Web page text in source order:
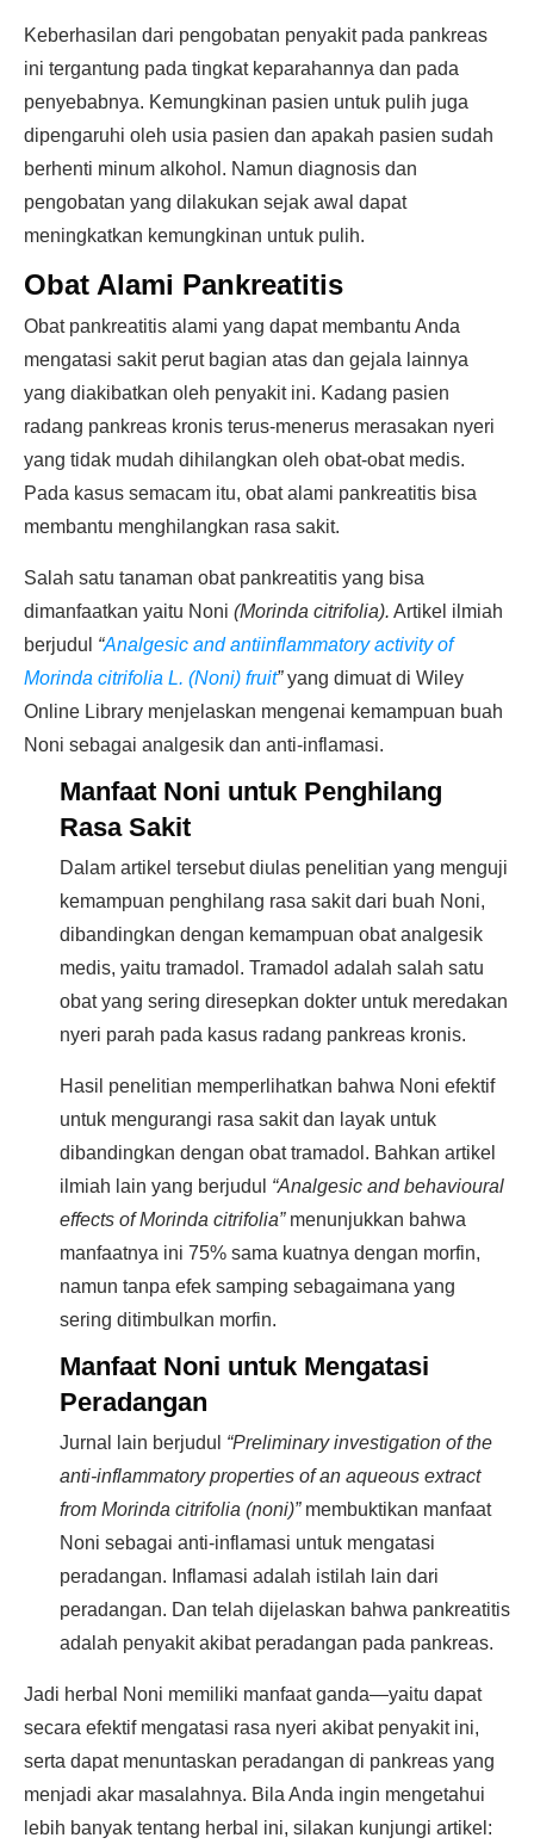
Keberhasilan dari pengobatan penyakit pada pankreas
ini tergantung pada tingkat keparahannya dan pada
penyebabnya. Kemungkinan pasien untuk pulih juga
dipengaruhi oleh usia pasien dan apakah pasien sudah
berhenti minum alkohol. Namun diagnosis dan
pengobatan yang dilakukan sejak awal dapat
meningkatkan kemungkinan untuk pulih.
Obat Alami Pankreatitis
Obat pankreatitis alami yang dapat membantu Anda
mengatasi sakit perut bagian atas dan gejala lainnya
yang diakibatkan oleh penyakit ini. Kadang pasien
radang pankreas kronis terus-menerus merasakan nyeri
yang tidak mudah dihilangkan oleh obat-obat medis.
Pada kasus semacam itu, obat alami pankreatitis bisa
membantu menghilangkan rasa sakit.
Salah satu tanaman obat pankreatitis yang bisa
dimanfaatkan yaitu Noni (Morinda citrifolia). Artikel ilmiah
berjudul “Analgesic and antiinflammatory activity of
Morinda citrifolia L. (Noni) fruit”yang dimuat di Wiley
Online Library menjelaskan mengenai kemampuan buah
Noni sebagai analgesik dan anti-inflamasi.
Manfaat Noni untuk Penghilang
Rasa Sakit
Dalam artikel tersebut diulas penelitian yang menguji
kemampuan penghilang rasa sakit dari buah Noni,
dibandingkan dengan kemampuan obat analgesik
medis, yaitu tramadol. Tramadol adalah salah satu
obat yang sering diresepkan dokter untuk meredakan
nyeri parah pada kasus radang pankreas kronis.
Hasil penelitian memperlihatkan bahwa Noni efektif
untuk mengurangi rasa sakit dan layak untuk
dibandingkan dengan obat tramadol. Bahkan artikel
ilmiah lain yang berjudul “Analgesic and behavioural
effects of Morinda citrifolia”menunjukkan bahwa
manfaatnya ini 75% sama kuatnya dengan morfin,
namun tanpa efek samping sebagaimana yang
sering ditimbulkan morfin.
Manfaat Noni untuk Mengatasi
Peradangan
Jurnal lain berjudul “Preliminary investigation of the
anti-inflammatory properties of an aqueous extract
from Morinda citrifolia (noni)”membuktikan manfaat
Noni sebagai anti-inflamasi untuk mengatasi
peradangan. Inflamasi adalah istilah lain dari
peradangan. Dan telah dijelaskan bahwa pankreatitis
adalah penyakit akibat peradangan pada pankreas.
Jadi herbal Noni memiliki manfaat ganda—yaitu dapat
secara efektif mengatasi rasa nyeri akibat penyakit ini,
serta dapat menuntaskan peradangan di pankreas yang
menjadi akar masalahnya. Bila Anda ingin mengetahui
lebih banyak tentang herbal ini, silakan kunjungi artikel: